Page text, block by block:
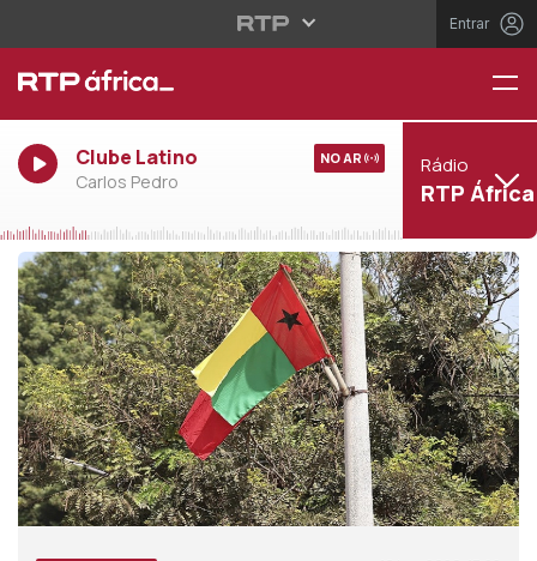
Entrar
Clube Latino
Carlos Pedro
NO AR Rádio
RTP África